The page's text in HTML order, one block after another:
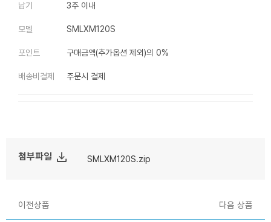
납기 3주 이내
모델 SMLXM120S
포인트 구매금액(추가옵션 제외)의 0%
배송비결제 주문시 결제
첨부파일 file_download SMLXM120S.zip
이전상품 다음 상품